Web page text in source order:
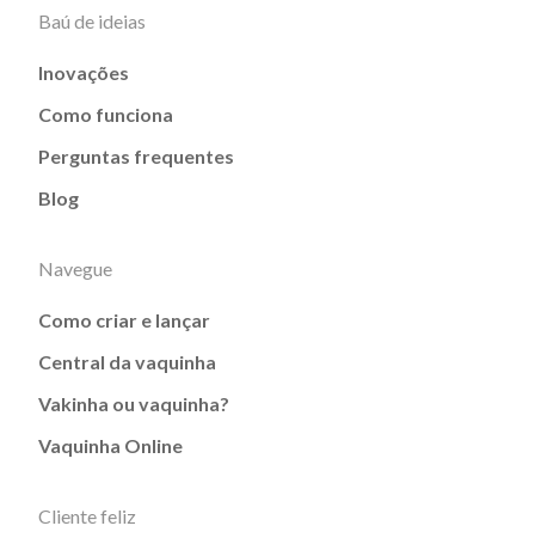
Baú de ideias
Inovações
Como funciona
Perguntas frequentes
Blog
Navegue
Como criar e lançar
Central da vaquinha
Vakinha ou vaquinha?
Vaquinha Online
Cliente feliz